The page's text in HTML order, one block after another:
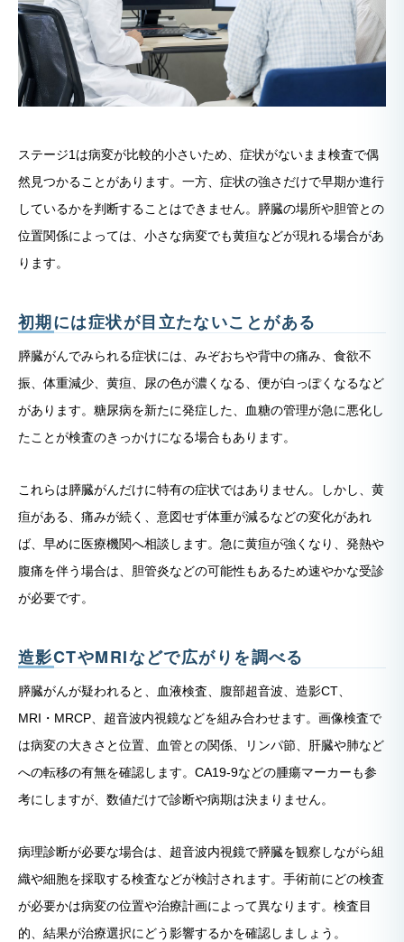
ステージ1は病変が比較的小さいため、症状がないまま検査で偶
然見つかることがあります。一方、症状の強さだけで早期か進行
しているかを判断することはできません。膵臓の場所や胆管との
位置関係によっては、小さな病変でも黄疸などが現れる場合があ
ります。
初期には症状が目立たないことがある
膵臓がんでみられる症状には、みぞおちや背中の痛み、食欲不
振、体重減少、黄疸、尿の色が濃くなる、便が白っぽくなるなど
があります。糖尿病を新たに発症した、血糖の管理が急に悪化し
たことが検査のきっかけになる場合もあります。
これらは膵臓がんだけに特有の症状ではありません。しかし、黄
疸がある、痛みが続く、意図せず体重が減るなどの変化があれ
ば、早めに医療機関へ相談します。急に黄疸が強くなり、発熱や
腹痛を伴う場合は、胆管炎などの可能性もあるため速やかな受診
が必要です。
造影CTやMRIなどで広がりを調べる
膵臓がんが疑われると、血液検査、腹部超音波、造影CT、
MRI・MRCP、超音波内視鏡などを組み合わせます。画像検査で
は病変の大きさと位置、血管との関係、リンパ節、肝臓や肺など
への転移の有無を確認します。CA19-9などの腫瘍マーカーも参
考にしますが、数値だけで診断や病期は決まりません。
病理診断が必要な場合は、超音波内視鏡で膵臓を観察しながら組
織や細胞を採取する検査などが検討されます。手術前にどの検査
が必要かは病変の位置や治療計画によって異なります。検査目
的、結果が治療選択にどう影響するかを確認しましょう。